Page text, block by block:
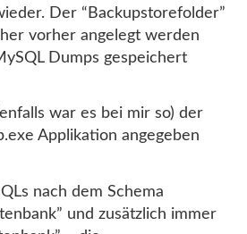
Der “Backupstorefolder”
vorher angelegt werden
Dumps gespeichert
war es bei mir so) der
Applikation angegeben
nach dem Schema
und zusätzlich immer